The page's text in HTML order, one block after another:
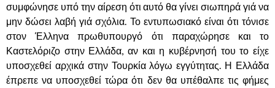
συμφώνησε υπό την αίρεση ότι αυτό θα γίνει σιωπηρά γιά να
μην δώσει λαβή γιά σχόλια. Το εντυπωσιακό είναι ότι τόνισε
στον Έλληνα πρωθυπουργό ότι παραχώρησε και το
Καστελόριζο στην Ελλάδα, αν και η κυβέρνησή του το είχε
υποσχεθεί αρχικά στην Τουρκία λόγω εγγύτητας. Η Ελλάδα
έπρεπε να υποσχεθεί τώρα ότι δεν θα υπέθαλπε τις φήμες